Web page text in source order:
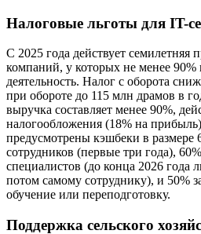
Налоговые льготы для IT-
С 2025 года действует семилетняя
компаний, у которых не менее
деятельность. Налог с оборота
при обороте до 115 млн драмов в
выручка составляет менее 90%,
налогообложения (18% на
предусмотрены кэшбеки в
сотрудников (первые три года),
специалистов (до конца 2026 года
потом самому сотруднику), и 50%
обучение или переподготовку.
Поддержка сельского